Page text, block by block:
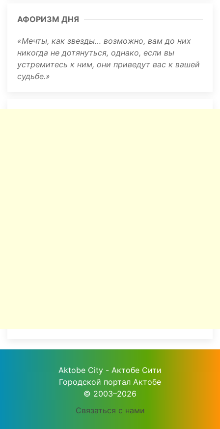
АФОРИЗМ ДНЯ
Мечты, как звезды… возможно, вам до них
никогда не дотянуться, однако, если вы
устремитесь к ним, они приведут вас к вашей
судьбе.
Aktobe City - Актобе Сити
Городской портал Актобе
© 2003–2026
Связаться с нами